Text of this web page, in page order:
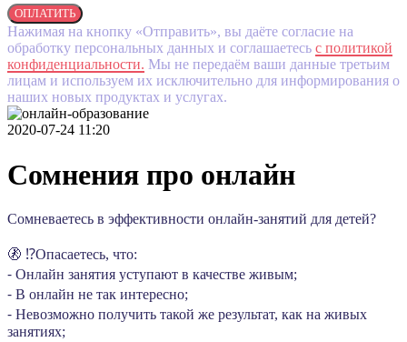
ОПЛАТИТЬ
Нажимая на кнопку «Отправить», вы даёте согласие на
обработку персональных данных и соглашаетесь c политикой
конфиденциальности. Мы не передаём ваши данные третьим
лицам и используем их исключительно для информирования о
наших новых продуктах и услугах.
2020-07-24 11:20
Сомнения про онлайн
Сомневаетесь в эффективности онлайн-занятий для детей?
🚷 ⁉️Опасаетесь, что:
⁃ Онлайн занятия уступают в качестве живым;
⁃ В онлайн не так интересно;
⁃ Невозможно получить такой же результат, как на живых
занятиях;